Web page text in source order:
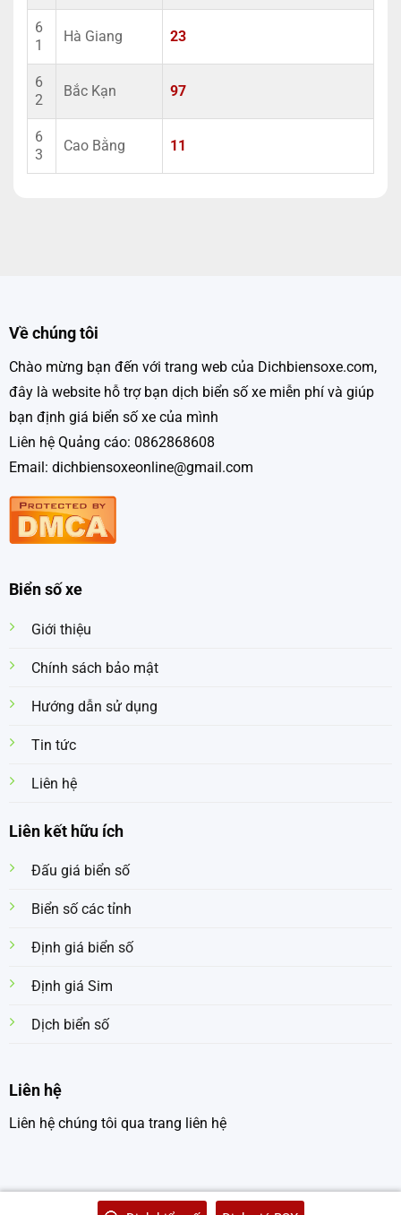
6
1
Hà Giang 23
6
2
Bắc Kạn 97
6
3
Cao Bằng 11
Về chúng tôi
Chào mừng bạn đến với trang web của Dichbiensoxe.com,
đây là website hỗ trợ bạn dịch biển số xe miễn phí và giúp
bạn định giá biển số xe của mình
Liên hệ Quảng cáo: 0862868608
Email: dichbiensoxeonline@gmail.com
Biển số xe
Giới thiệu
Chính sách bảo mật
Hướng dẫn sử dụng
Tin tức
Liên hệ
Liên kết hữu ích
Đấu giá biển số
Biển số các tỉnh
Định giá biển số
Định giá Sim
Dịch biển số
Liên hệ
Liên hệ chúng tôi qua trang liên hệ